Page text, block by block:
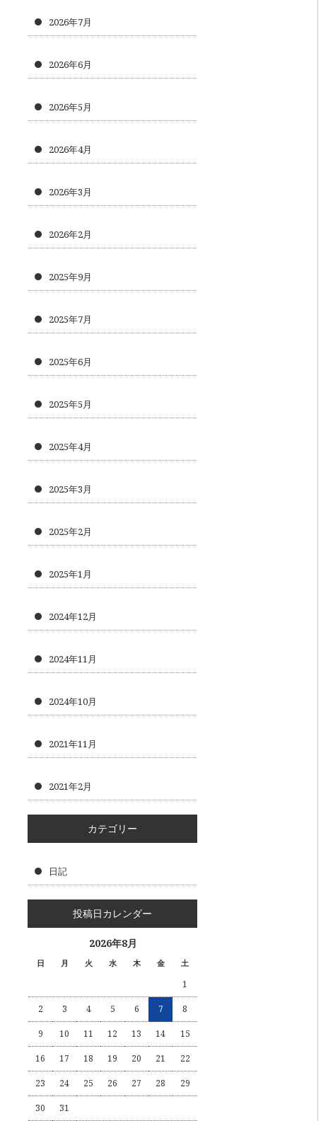
2026年7月
2026年6月
2026年5月
2026年4月
2026年3月
2026年2月
2025年9月
2025年7月
2025年6月
2025年5月
2025年4月
2025年3月
2025年2月
2025年1月
2024年12月
2024年11月
2024年10月
2021年11月
2021年2月
カテゴリー
日記
投稿日カレンダー
2026年8月
日 月 火 水 木 金 土
1
2 3 4 5 6 7 8
9 10 11 12 13 14 15
16 17 18 19 20 21 22
23 24 25 26 27 28 29
30 31